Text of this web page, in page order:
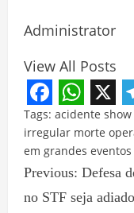
Administrator
View All Posts
X
Tags: acidente show
irregular morte
em grandes eventos
Previous: Defesa
no STF seja adiado